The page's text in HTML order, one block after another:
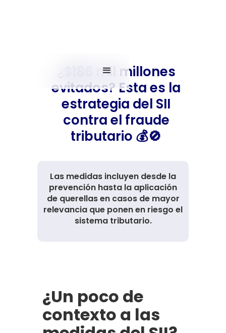
¿$186 mil millones
evitados? Esta es la
estrategia del SII
contra el fraude
tributario 💰🚫
Las medidas incluyen desde la
prevención hasta la aplicación
de querellas en casos de mayor
relevancia que ponen en riesgo el
sistema tributario.
¿Un poco de
contexto a las